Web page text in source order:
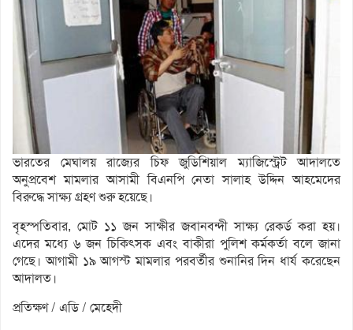
ভারতের মেঘালয় রাজ্যের চিফ জুডিশিয়াল ম্যাজিস্ট্রেট আদালতে
অনুপ্রবেশ মামলার আসামী বিএনপি নেতা সালাহ উদ্দিন আহমেদের
বিরুদ্ধে সাক্ষ্য গ্রহণ শুরু হয়েছে।
বৃহস্পতিবার, মোট ১১ জন সাক্ষীর জবানবন্দী সাক্ষ্য রেকর্ড করা হয়।
এদের মধ্যে ৬ জন চিকিৎসক এবং বাকীরা পুলিশ কর্মকর্তা বলে জানা
গেছে। আগামী ১৯ আগস্ট মামলার পরবর্তীর শুনানির দিন ধার্য করেছেন
আদালত।
প্রতিক্ষণ / এডি / মেহেদী